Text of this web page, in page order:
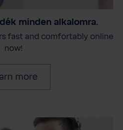
minden alkalomra.
fast and comfortably online
now!
more